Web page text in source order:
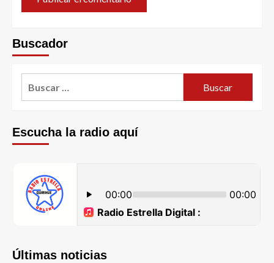
Buscador
Escucha la radio aquí
Últimas noticias